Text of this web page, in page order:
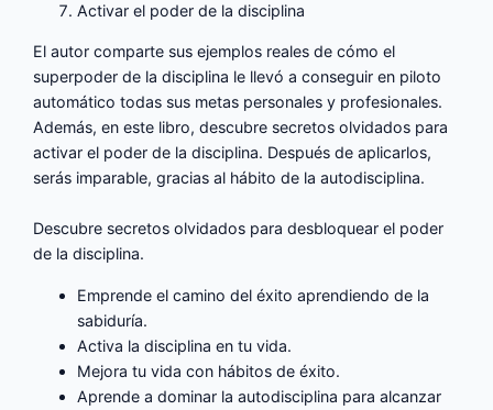
Activar el poder de la disciplina
El autor comparte sus ejemplos reales de cómo el
superpoder de la disciplina le llevó a conseguir en piloto
automático todas sus metas personales y profesionales.
Además, en este libro, descubre secretos olvidados para
activar el poder de la disciplina. Después de aplicarlos,
serás imparable, gracias al hábito de la autodisciplina.
Descubre secretos olvidados para desbloquear el poder
de la disciplina.
Emprende el camino del éxito aprendiendo de la
sabiduría.
Activa la disciplina en tu vida.
Mejora tu vida con hábitos de éxito.
Aprende a dominar la autodisciplina para alcanzar